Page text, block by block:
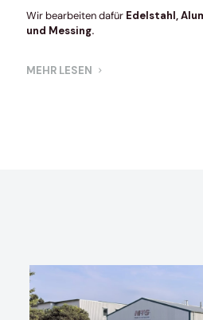
Wir bearbeiten dafür Edelstahl,
und Messing.
MEHR LESEN